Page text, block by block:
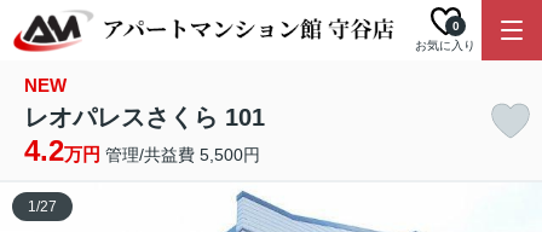
お気に入り
0
NEW
レオパレスさくら 101
4.2万円 管理/共益費 5,500円
1/27